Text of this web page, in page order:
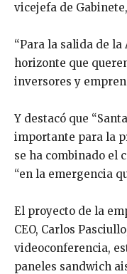
vicejefa de
“Para la salida de
horizonte que
inversores y
Y destacó que
importante para la
se ha combinado el
“en la emergencia
El proyecto de la
CEO, Carlos
videoconferencia,
paneles sandwich